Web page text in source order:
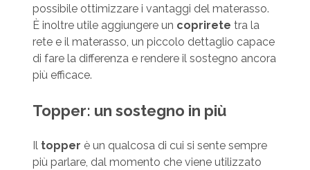
possibile ottimizzare i vantaggi del materasso.
È inoltre utile aggiungere un coprirete tra la
rete e il materasso, un piccolo dettaglio capace
di fare la differenza e rendere il sostegno ancora
più efficace.
Topper: un sostegno in più
Il topper è un qualcosa di cui si sente sempre
più parlare, dal momento che viene utilizzato